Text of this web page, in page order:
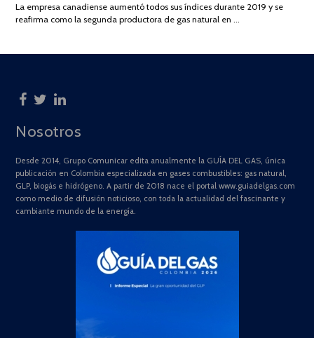
2025
La empresa canadiense aumentó todos sus índices durante 2019 y se
reafirma como la segunda productora de gas natural en …
Nosotros
Desde 2014, Grupo Comunicar edita anualmente la GUÍA DEL GAS, única
publicación en Colombia especializada en gases combustibles: gas natural,
GLP, biogás e hidrógeno. A partir de 2018 nace el portal www.guiadelgas.com
como medio de difusión noticioso, con toda la actualidad del fascinante y
cambiante mundo de la energía.